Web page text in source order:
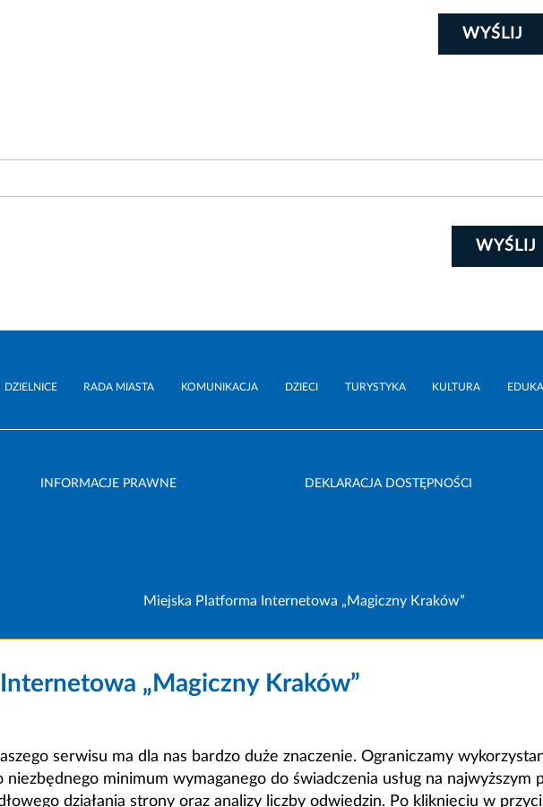
WYŚLIJ
WYŚLIJ
DZIELNICE RADA MIASTA KOMUNIKACJA DZIECI TURYSTYKA KULTURA
INFORMACJE PRAWNE DEKLARACJA DOSTĘPNOŚCI
Miejska Platforma Internetowa „Magiczny Kraków”
„Magiczny Kraków”
serwisu ma dla nas bardzo duże znaczenie. Ograniczamy
minimum wymaganego do świadczenia usług na najwyższym
działania strony oraz analizy liczby odwiedzin. Po kliknięciu w